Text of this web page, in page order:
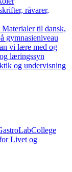
råvarer,
Materialer til dansk,
gymnasieniveau
vi lære med og
læringssyn
og undervisning
Livet og